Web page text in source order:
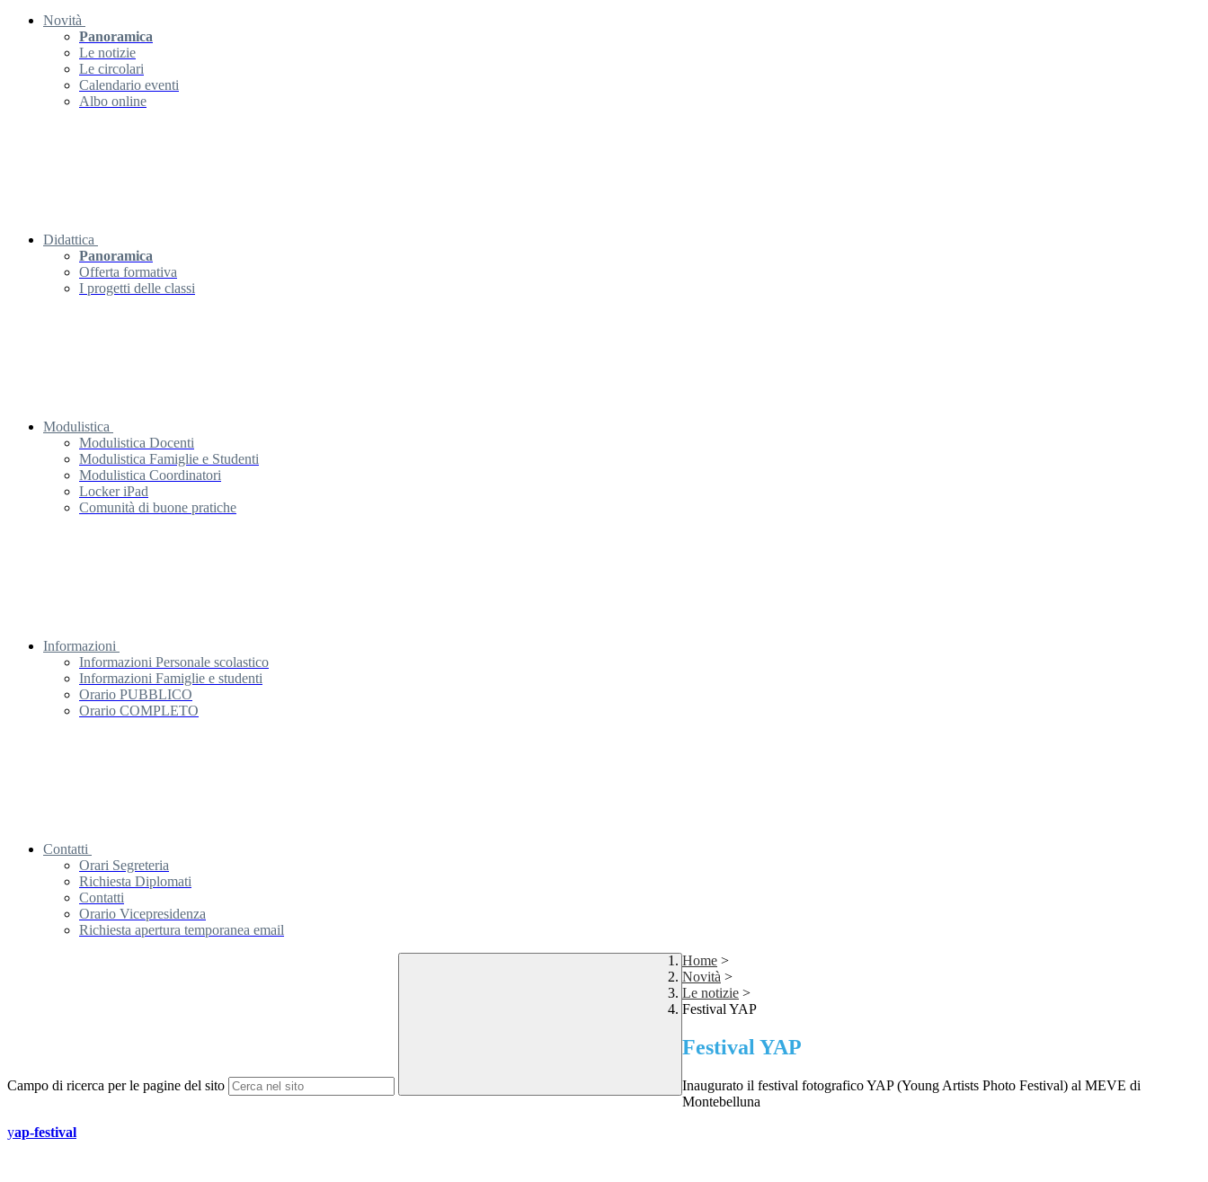
Novità
Panoramica
Le notizie
Le circolari
Calendario eventi
Albo online
Didattica
Panoramica
Offerta formativa
I progetti delle classi
Modulistica
Modulistica Docenti
Modulistica Famiglie e Studenti
Modulistica Coordinatori
Locker iPad
Comunità di buone pratiche
Informazioni
Informazioni Personale scolastico
Informazioni Famiglie e studenti
Orario PUBBLICO
Orario COMPLETO
Contatti
Orari Segreteria
Richiesta Diplomati
Contatti
Orario Vicepresidenza
Richiesta apertura temporanea email
Campo di ricerca per le pagine del sito
Home >
Novità >
Le notizie >
Festival YAP
Festival YAP
Inaugurato il festival fotografico YAP (Young Artists Photo Festival) al MEVE di
Montebelluna
yap-festival